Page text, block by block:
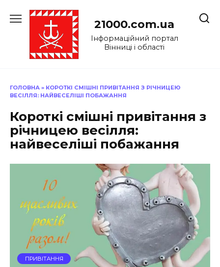
до
21000.com.ua
Інформаційний портал
Вінниці і області
ГОЛОВНА » КОРОТКІ СМІШНІ ПРИВІТАННЯ З РІЧНИЦЕЮ
ВЕСІЛЛЯ: НАЙВЕСЕЛІШІ ПОБАЖАННЯ
Короткі смішні привітання з
річницею весілля:
найвеселіші побажання
ПРИВІТАННЯ